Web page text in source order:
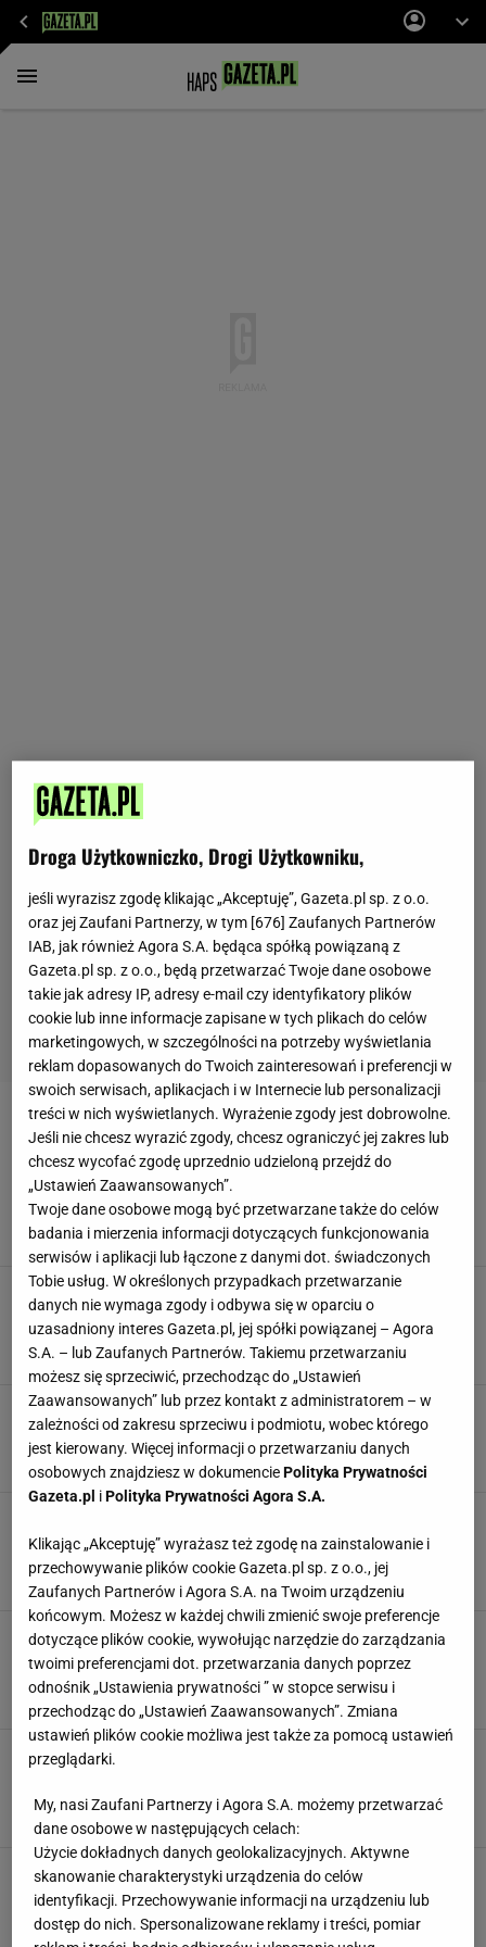
KUCHNIA GÓRALSKA
Odstrasza wampiry, smakuje bosko i rozgrzewa
jak koc. Na styczniowe mrozy nie ma lepszej
zupy
CZOSNEK DANIA ROZGRZEWAJĄCE KUCHNIA GÓRALSKA
Mrozowska łączy 4 składniki. O jednym z nich
nikt by nie pomyślał. Są smaczniejsze od
zwykłych placków
DROŻDŻÓWKA JESIENNE PRZEPISY KUCHNIA GÓRALSKA
Jeśli kochasz ziemniaki, koniecznie spróbuj
zrobić tarcioki. To najlepsze kluski na Podhalu
GÓRALE KARCZMA KLUSKI
przepisem wyjdzie obłędna i rozgrzewająca
zupa
DANIA ROZGRZEWAJĄCE KAPUSTA KISZONA KUCHNIA GÓRALSKA
Ta zupa króluje na Podhalu od pokoleń. Górale
wierzą, że w czterech składnikach kryje się
samo zdrowie
DANIA REGIONALNE KAPUSTA
Podhalu
BIAŁKA TATRZAŃSKA DANIA OBIADOWE
POPULARNE NAJNOWSZE
Droga Użytkowniczko, Drogi Użytkowniku,
jeśli wyrazisz zgodę klikając „Akceptuję”, Gazeta.pl sp. z o.o.
oraz jej Zaufani Partnerzy, w tym [676] Zaufanych Partnerów
IAB, jak również Agora S.A. będąca spółką powiązaną z
Gazeta.pl sp. z o.o., będą przetwarzać Twoje dane osobowe
takie jak adresy IP, adresy e-mail czy identyfikatory plików
cookie lub inne informacje zapisane w tych plikach do celów
marketingowych, w szczególności na potrzeby wyświetlania
reklam dopasowanych do Twoich zainteresowań i preferencji w
swoich serwisach, aplikacjach i w Internecie lub personalizacji
treści w nich wyświetlanych. Wyrażenie zgody jest dobrowolne.
Jeśli nie chcesz wyrazić zgody, chcesz ograniczyć jej zakres lub
chcesz wycofać zgodę uprzednio udzieloną przejdź do
„Ustawień Zaawansowanych”.
Twoje dane osobowe mogą być przetwarzane także do celów
badania i mierzenia informacji dotyczących funkcjonowania
serwisów i aplikacji lub łączone z danymi dot. świadczonych
Tobie usług. W określonych przypadkach przetwarzanie
danych nie wymaga zgody i odbywa się w oparciu o
uzasadniony interes Gazeta.pl, jej spółki powiązanej – Agora
S.A. – lub Zaufanych Partnerów. Takiemu przetwarzaniu
możesz się sprzeciwić, przechodząc do „Ustawień
Zaawansowanych” lub przez kontakt z administratorem – w
zależności od zakresu sprzeciwu i podmiotu, wobec którego
jest kierowany. Więcej informacji o przetwarzaniu danych
osobowych znajdziesz w dokumenciePolityka Prywatności
Gazeta.pl iPolityka Prywatności Agora S.A.
Klikając „Akceptuję” wyrażasz też zgodę na zainstalowanie i
przechowywanie plików cookie Gazeta.pl sp. z o.o., jej
Zaufanych Partnerów i Agora S.A. na Twoim urządzeniu
końcowym. Możesz w każdej chwili zmienić swoje preferencje
dotyczące plików cookie, wywołując narzędzie do zarządzania
twoimi preferencjami dot. przetwarzania danych poprzez
odnośnik „Ustawienia prywatności ” w stopce serwisu i
przechodząc do „Ustawień Zaawansowanych”. Zmiana
ustawień plików cookie możliwa jest także za pomocą ustawień
przeglądarki.
My, nasi Zaufani Partnerzy i Agora S.A. możemy przetwarzać
dane osobowe w następujących celach:
Użycie dokładnych danych geolokalizacyjnych. Aktywne
skanowanie charakterystyki urządzenia do celów
identyfikacji. Przechowywanie informacji na urządzeniu lub
dostęp do nich. Spersonalizowane reklamy i treści, pomiar